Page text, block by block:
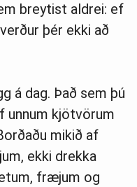
breytist aldrei: ef
þér ekki að
á dag. Það sem þú
unnum kjötvörum
mikið af
ekki drekka
fræjum og